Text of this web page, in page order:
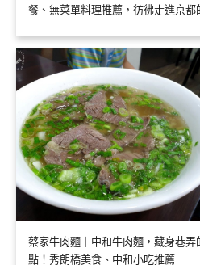
餐、無菜單料理推薦，彷彿走進京都
蔡家牛肉麵｜中和牛肉麵，藏身巷
點！秀朗橋美食、中和小吃推薦